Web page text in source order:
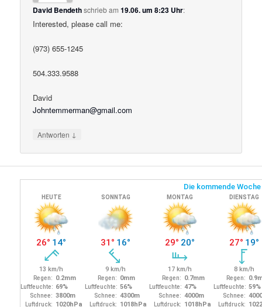
David Bendethschriebam19.06. um 8:23 Uhr:
Interested, please call me:
(973) 655-1245
504.333.9588
David
Johntemmerman@gmail.com
Antworten ↓